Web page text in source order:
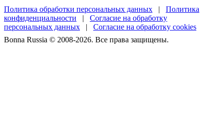
Политика обработки персональных данных | Политика
конфиденциальности | Согласие на обработку
персональных данных | Согласие на обработку cookies
Bonna Russia © 2008-2026. Все права защищены.